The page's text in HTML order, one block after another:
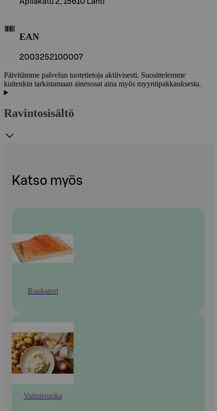
EAN
2003252100007
Päivitämme palvelun tuotetietoja aktiivisesti. Suosittelemme
kuitenkin tarkistamaan ainesosat aina myös myyntipakkauksesta.
Ravintosisältö
Katso myös
Ruokatori
Valmisruoka